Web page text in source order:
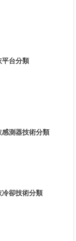
平台分類
測器技術分類
卻技術分類